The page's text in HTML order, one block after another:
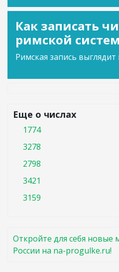
Как записать
римской
Римская запись выглядит
Еще о числах
1774
3278
2798
3421
3159
Откройте для себя новые
России на na-progulke.ru!